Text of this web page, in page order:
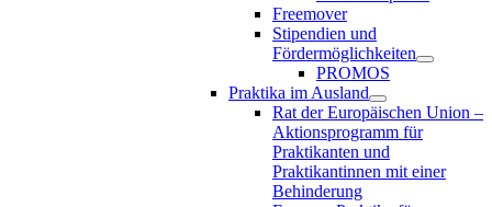
Freemover
Stipendien und
Fördermöglichkeiten
PROMOS
Praktika im Ausland
Rat der Europäischen Union –
Aktionsprogramm für
Praktikanten und
Praktikantinnen mit einer
Behinderung